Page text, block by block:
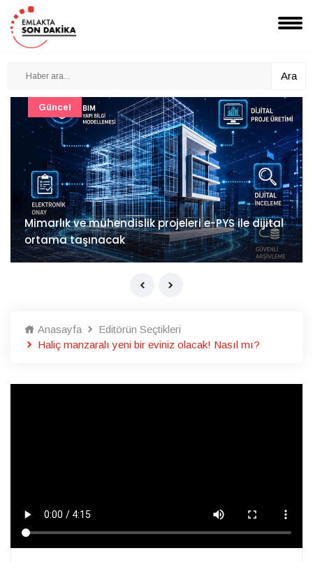
Ara
Mimarlık ve mühendislik projeleri e-PYS ile dijital
ortama taşınacak
Güncel
Anasayfa
Editörün Seçtikleri
Haliç manzaralı yeni bir eviniz olacak! Nasıl mı?